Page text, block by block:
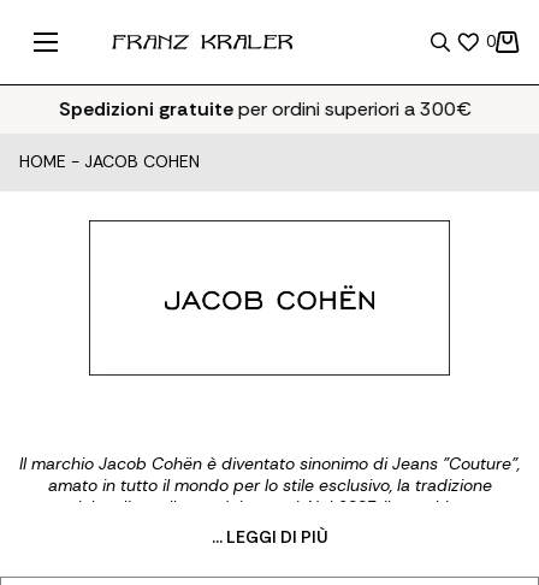
0
Spedizioni gratuiteper ordini superiori a 300€
HOME - JACOB COHEN
Il marchio Jacob Cohën è diventato sinonimo di Jeans "Couture",
amato in tutto il mondo per lo stile esclusivo, la tradizione
sartoriale e l'eccellenza dei tessuti. Nel 2003, il marchio venne
rilanciato seguendo una nuova filosofia: un modello di jeans
perfetto. L'obiettivo del brand era la realizzazione di un luxury
jeans, raffinato, elegante unico e perfettamente indossabile.
... LEGGI DI PIÙ